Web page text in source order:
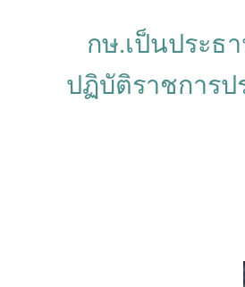
กษ.เป็นประธ
ปฏิบัติราชการป